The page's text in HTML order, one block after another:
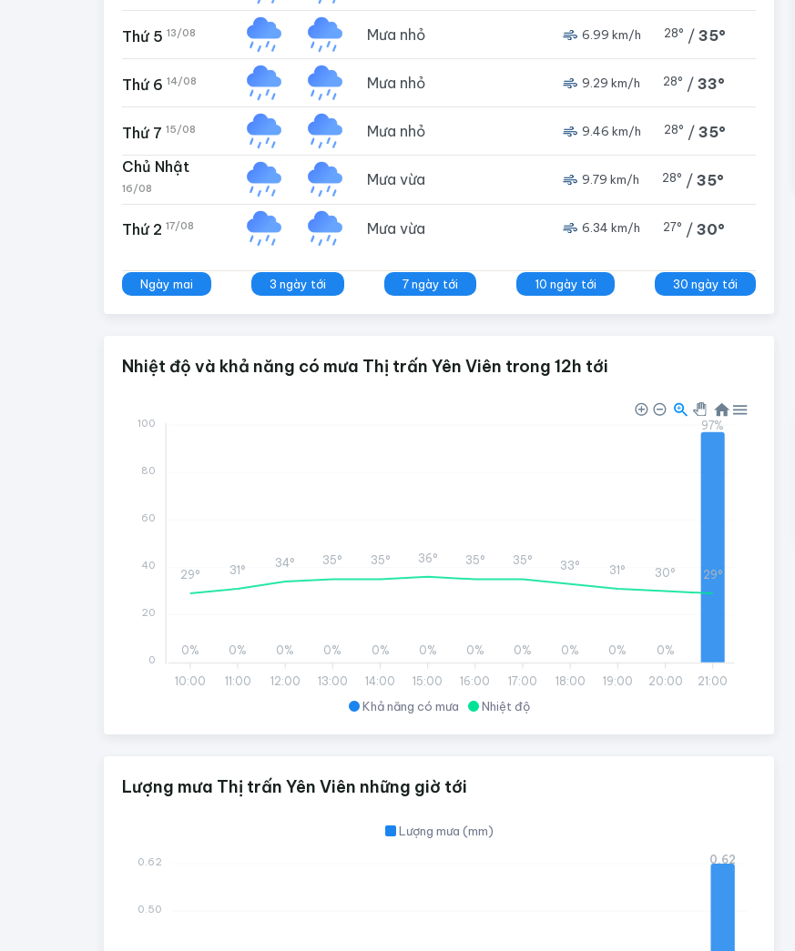
Thứ 5 13/08 Mưa nhỏ 6.99 km/h 28° / 35°
Thứ 6 14/08 Mưa nhỏ 9.29 km/h 28° / 33°
Thứ 7 15/08 Mưa nhỏ 9.46 km/h 28° / 35°
Chủ Nhật
16/08 Mưa vừa 9.79 km/h 28° / 35°
Thứ 2 17/08 Mưa vừa 6.34 km/h 27° / 30°
Ngày mai 3 ngày tới 7 ngày tới 10 ngày tới 30 ngày tới
Nhiệt độ và khả năng có mưa Thị trấn Yên Viên trong 12h tới
Khả năng có mưa Nhiệt độ
10:00 11:00 12:00 13:00 14:00 15:00 16:00 17:00 18:00 19:00 20:00 21:00
0% 0% 0% 0% 0% 0% 0% 0% 0% 0% 0%
97%
29° 31°
34° 35° 35° 36° 35° 35° 33° 31° 30° 29°
100
80
60
40
20
0
Lượng mưa Thị trấn Yên Viên những giờ tới
Lượng mưa (mm)
0.62
0.62
0.50